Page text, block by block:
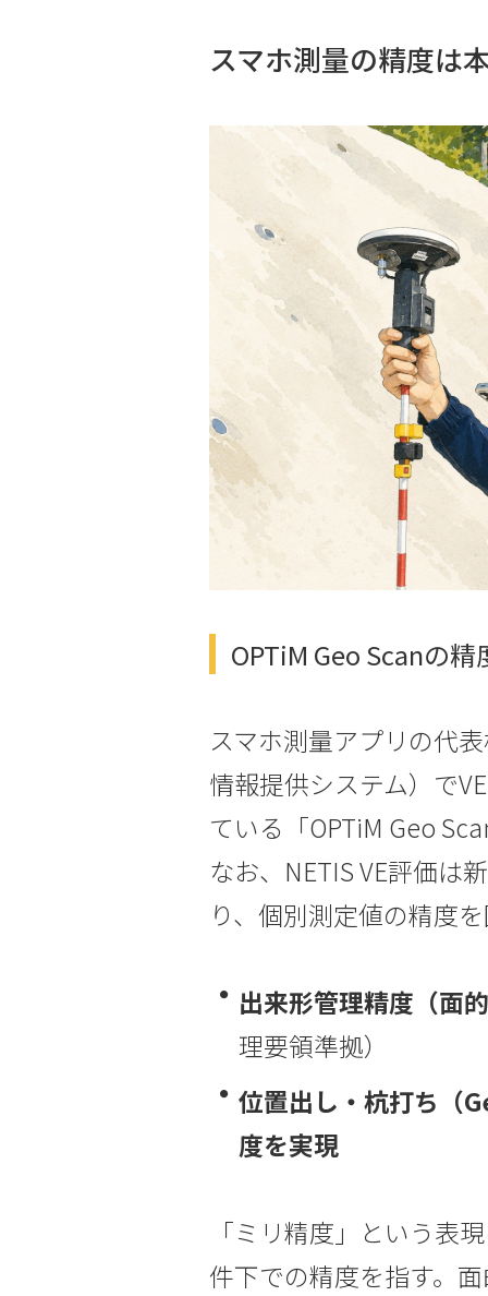
スマホ測量の精度は
OPTiM Geo Scanの精
スマホ測量アプリの代
情報提供システム）で
ている「OPTiM Geo
なお、NETIS VE評価は
り、個別測定値の精度
出来形管理精度（面
理要領準拠）
位置出し・杭打ち（
度を実現
「ミリ精度」という表
件下での精度を指す。